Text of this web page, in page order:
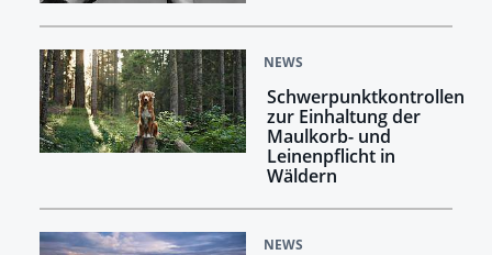
NEWS
Schwerpunktkontrollen
zur Einhaltung der
Maulkorb- und
Leinenpflicht in
Wäldern
NEWS